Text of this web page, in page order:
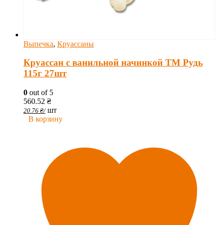
Выпечка, Круассаны
Круассан с ванильной начинкой ТМ Рудь
115г 27шт
0 out of 5
560.52 ₴
20.76 ₴/ шт
В корзину